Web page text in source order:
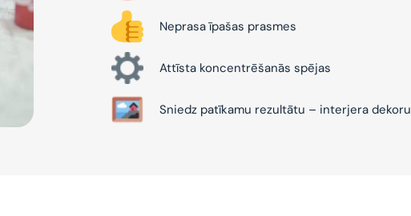
Neprasa īpašas prasmes
Attīsta koncentrēšanās spējas
Sniedz patīkamu rezultātu – interjera dekoru